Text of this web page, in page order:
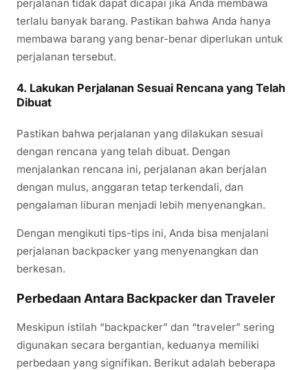
perjalanan tidak dapat dicapai jika Anda membawa
terlalu banyak barang. Pastikan bahwa Anda hanya
membawa barang yang benar-benar diperlukan untuk
perjalanan tersebut.
4. Lakukan Perjalanan Sesuai Rencana yang Telah
Dibuat
Pastikan bahwa perjalanan yang dilakukan sesuai
dengan rencana yang telah dibuat. Dengan
menjalankan rencana ini, perjalanan akan berjalan
dengan mulus, anggaran tetap terkendali, dan
pengalaman liburan menjadi lebih menyenangkan.
Dengan mengikuti tips-tips ini, Anda bisa menjalani
perjalanan backpacker yang menyenangkan dan
berkesan.
Perbedaan Antara Backpacker dan Traveler
Meskipun istilah “backpacker” dan “traveler” sering
digunakan secara bergantian, keduanya memiliki
perbedaan yang signifikan. Berikut adalah beberapa